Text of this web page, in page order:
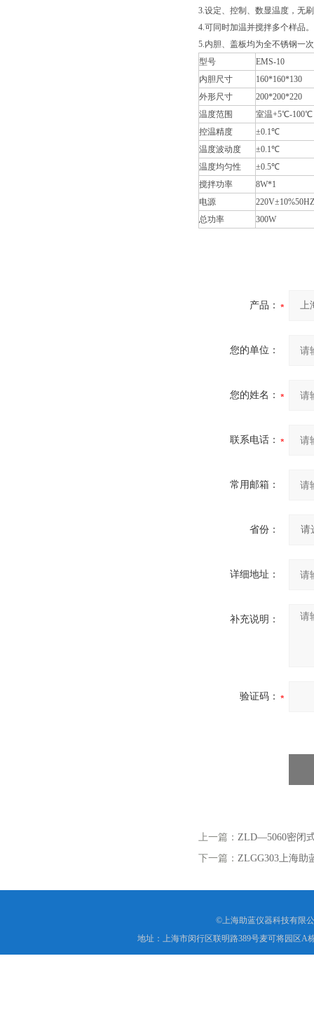
3.设定、控制、数显温度，无
4.可同时加温并搅拌多个样品
5.内胆、盖板均为全不锈钢一
型号
EMS-10
内胆尺寸
160*160*130
外形尺寸
200*200*220
温度范围
室温+5℃-100℃
控温精度
±0.1℃
温度波动度
±0.1℃
温度均匀性
±0.5℃
搅拌功率
8W*1
电源
220V±10%50HZ
总功率
300W
产品：
您的单位：
您的姓名：
联系电话：
常用邮箱：
省份：
详细地址：
补充说明：
验证码：
上一篇： ZLD—5060密闭
下一篇： ZLGG303上海助
©上海助蓝仪器科技有限
地址：上海市闵行区联明路389号麦可将园区A